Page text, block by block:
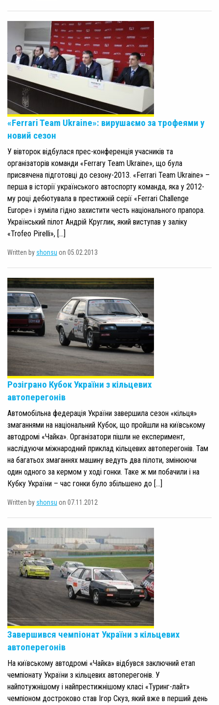
«Ferrari Team Ukraine»: вирушаємо за трофеями у
новий сезон
У вівторок відбулася прес-конференція учасників та
організаторів команди «Ferrаry Team Ukraine», що була
присвячена підготовці до сезону-2013. «Ferrari Team Ukraine» –
перша в історії українського автоспорту команда, яка у 2012-
му році дебютувала в престижній серії «Ferrari Challenge
Europe» і зуміла гідно захистити честь національного прапора.
Український пілот Андрій Круглик, який виступав у заліку
«Trofeo Pirelli», […]
Written by shonsu on 05.02.2013
Розіграно Кубок України з кільцевих
автоперегонів
Автомобільна федерація України завершила сезон «кільця»
змаганнями на національний Кубок, що пройшли на київському
автодромі «Чайка». Організатори пішли не експеримент,
наслідуючи міжнародний приклад кільцевих автоперегонів. Там
на багатьох змаганнях машину ведуть два пілоти, змінюючи
один одного за кермом у ході гонки. Таке ж ми побачили і на
Кубку України – час гонки було збільшено до […]
Written by shonsu on 07.11.2012
Завершився чемпіонат України з кільцевих
автоперегонів
На київському автодромі «Чайка» відбувся заключний етап
чемпіонату України з кільцевих автоперегонів. У
найпотужнішому і найпрестижнішому класі «Туринг-лайт»
чемпіоном достроково став Ігор Скуз, який вже в перший день